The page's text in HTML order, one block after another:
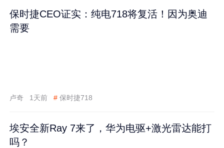
保时捷CEO证实：纯电718将复活！因为奥迪
需要
卢奇 1天前 # 保时捷718
埃安全新Ray 7来了，华为电驱+激光雷达能打
吗？